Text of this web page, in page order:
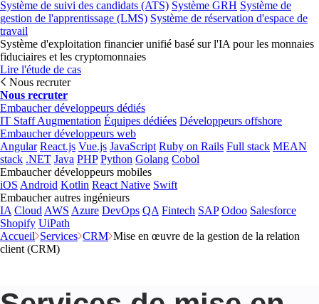
Système de suivi des candidats (ATS) Système GRH Système de
gestion de l'apprentissage (LMS) Système de réservation d'espace de
travail
Système d'exploitation financier unifié basé sur l'IA pour les monnaies
fiduciaires et les cryptomonnaies
Lire l'étude de cas
Nous recruter
Nous recruter
Embaucher développeurs dédiés
IT Staff Augmentation Équipes dédiées Développeurs offshore
Embaucher développeurs web
Angular React.js Vue.js JavaScript Ruby on Rails Full stack MEAN
stack .NET Java PHP Python Golang Cobol
Embaucher développeurs mobiles
iOS Android Kotlin React Native Swift
Embaucher autres ingénieurs
IA Cloud AWS Azure DevOps QA Fintech SAP Odoo Salesforce
Shopify UiPath
Accueil Services CRM Mise en œuvre de la gestion de la relation
client (CRM)